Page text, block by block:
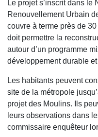
Le projet s’inscrit dans le
Renouvellement Urbain
couvre à terme près de
doit permettre la
autour d’un programme
développement durable
Les habitants peuvent
site de la métropole
projet des Moulins. Ils
leurs observations dans
commissaire enquêteur